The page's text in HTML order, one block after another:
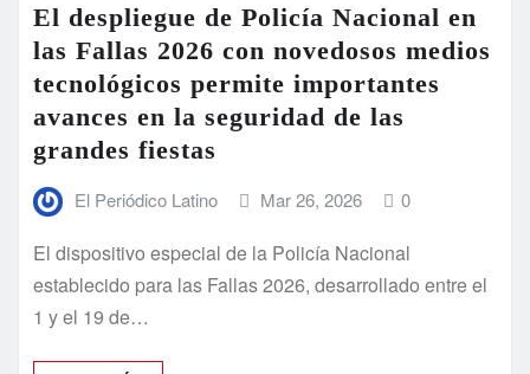
El despliegue de Policía Nacional en
las Fallas 2026 con novedosos medios
tecnológicos permite importantes
avances en la seguridad de las
grandes fiestas
El Periódico Latino Mar 26, 2026 0
El dispositivo especial de la Policía Nacional
establecido para las Fallas 2026, desarrollado entre el
1 y el 19 de…